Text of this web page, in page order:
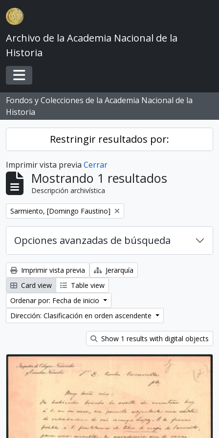
Skip to main content
Archivo de la Academia Nacional de la
Historia
Toggle navigation
Fondos y Colecciones de la Academia Nacional de la
Historia
Restringir resultados por:
Imprimir vista previa Cerrar
Mostrando 1 resultados
Descripción archivística
Remove filter:
Sarmiento, [Domingo Faustino]
Opciones avanzadas de búsqueda
Imprimir vista previa
Jerarquía
Card view
Table view
Ordenar por: Fecha de inicio
Dirección: Clasificación en orden ascendente
Show 1 results with digital objects